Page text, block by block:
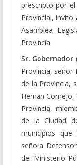
prescripto por
Provincial, invito
Asamblea
Provincia.
Sr. Gobernador
Provincia, señor
de la Provincia,
Hernán Cornejo,
Provincia,
de la Ciudad
municipios
señora
del Ministerio